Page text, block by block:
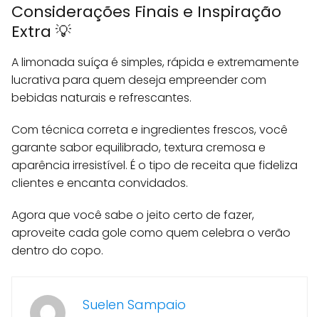
Considerações Finais e Inspiração
Extra 💡
A limonada suíça é simples, rápida e extremamente
lucrativa para quem deseja empreender com
bebidas naturais e refrescantes.
Com técnica correta e ingredientes frescos, você
garante sabor equilibrado, textura cremosa e
aparência irresistível. É o tipo de receita que fideliza
clientes e encanta convidados.
Agora que você sabe o jeito certo de fazer,
aproveite cada gole como quem celebra o verão
dentro do copo.
Suelen Sampaio